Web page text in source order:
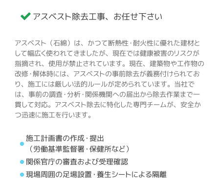
アスベスト除去工事、お任せ下さい
アスベスト（石綿）は、かつて断熱性・耐火性に優れた建材と
して幅広く使われてきましたが、現在では健康被害のリスクが
指摘され、使用が禁止されています。現在、建築物や工作物の
改修・解体時には、アスベストの事前除去が義務付けられてお
り、施工には厳しい法的ルールが定められています。当社で
は、事前の調査・分析・関係機関への届出から除去作業まで一
貫して対応。アスベスト除去に特化した専門チームが、安全か
つ迅速に施工を行います。
施工計画書の作成・提出
（労働基準監督署・保健所など）
関係官庁の審査および受理確認
現場周囲の足場設置・養生シートによる隔離